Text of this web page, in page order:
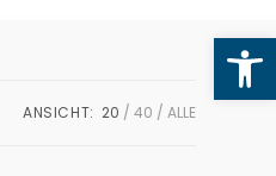
ANSICHT: 20 40 ALLE